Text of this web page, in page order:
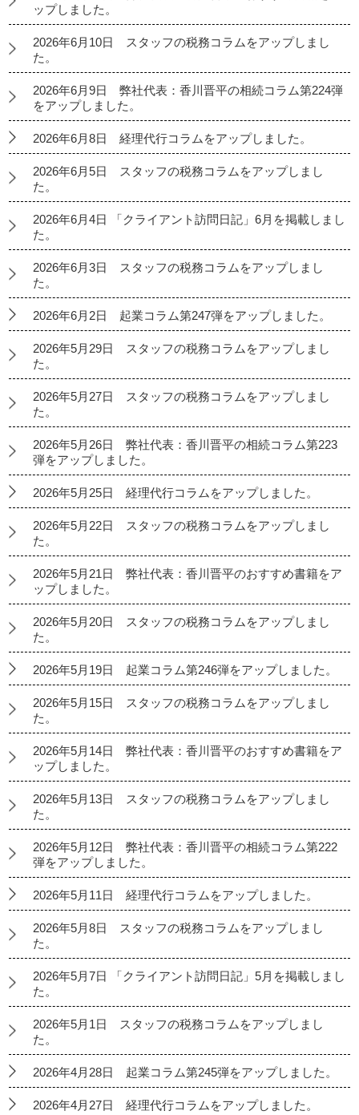
ップしました。
2026年6月10日 スタッフの税務コラムをアップしまし
た。
2026年6月9日 弊社代表：香川晋平の相続コラム第224弾
をアップしました。
2026年6月8日 経理代行コラムをアップしました。
2026年6月5日 スタッフの税務コラムをアップしまし
た。
2026年6月4日 「クライアント訪問日記」6月を掲載しまし
た。
2026年6月3日 スタッフの税務コラムをアップしまし
た。
2026年6月2日 起業コラム第247弾をアップしました。
2026年5月29日 スタッフの税務コラムをアップしまし
た。
2026年5月27日 スタッフの税務コラムをアップしまし
た。
2026年5月26日 弊社代表：香川晋平の相続コラム第223
弾をアップしました。
2026年5月25日 経理代行コラムをアップしました。
2026年5月22日 スタッフの税務コラムをアップしまし
た。
2026年5月21日 弊社代表：香川晋平のおすすめ書籍をア
ップしました。
2026年5月20日 スタッフの税務コラムをアップしまし
た。
2026年5月19日 起業コラム第246弾をアップしました。
2026年5月15日 スタッフの税務コラムをアップしまし
た。
2026年5月14日 弊社代表：香川晋平のおすすめ書籍をア
ップしました。
2026年5月13日 スタッフの税務コラムをアップしまし
た。
2026年5月12日 弊社代表：香川晋平の相続コラム第222
弾をアップしました。
2026年5月11日 経理代行コラムをアップしました。
2026年5月8日 スタッフの税務コラムをアップしまし
た。
2026年5月7日 「クライアント訪問日記」5月を掲載しまし
た。
2026年5月1日 スタッフの税務コラムをアップしまし
た。
2026年4月28日 起業コラム第245弾をアップしました。
2026年4月27日 経理代行コラムをアップしました。